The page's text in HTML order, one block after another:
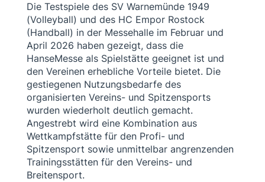
Die Testspiele des SV Warnemünde 1949
(Volleyball) und des HC Empor Rostock
(Handball) in der Messehalle im Februar und
April 2026 haben gezeigt, dass die
HanseMesse als Spielstätte geeignet ist und
den Vereinen erhebliche Vorteile bietet. Die
gestiegenen Nutzungsbedarfe des
organisierten Vereins- und Spitzensports
wurden wiederholt deutlich gemacht.
Angestrebt wird eine Kombination aus
Wettkampfstätte für den Profi- und
Spitzensport sowie unmittelbar angrenzenden
Trainingsstätten für den Vereins- und
Breitensport.